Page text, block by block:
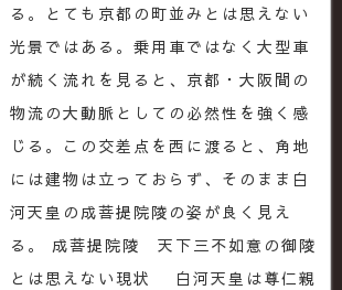
る。とても京都の町並みとは思えない
光景ではある。乗用車ではなく大型車
が続く流れを見ると、京都・大阪間の
物流の大動脈としての必然性を強く感
じる。この交差点を西に渡ると、角地
には建物は立っておらず、そのまま白
河天皇の成菩提院陵の姿が良く見え
る。 成菩提院陵 天下三不如意の御陵
とは思えない現状 白河天皇は尊仁親